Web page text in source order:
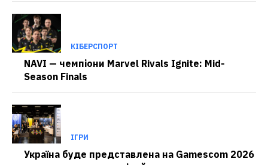
КІБЕРСПОРТ
NAVI — чемпіони Marvel Rivals Ignite: Mid-
Season Finals
ІГРИ
Україна буде представлена на Gamescom 2026